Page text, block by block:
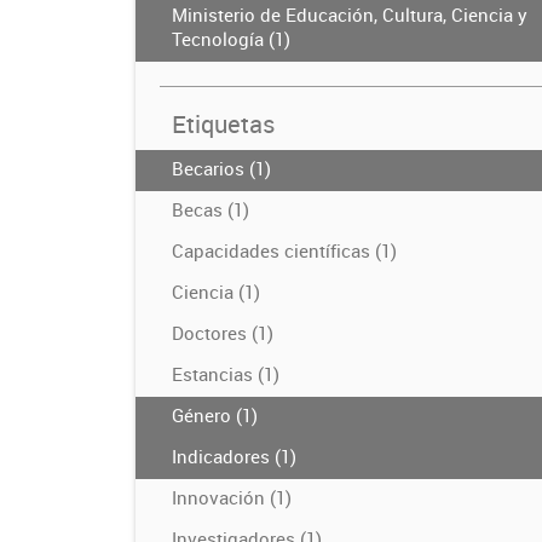
Ministerio de Educación, Cultura, Ciencia y
Tecnología (1)
Etiquetas
Becarios (1)
Becas (1)
Capacidades científicas (1)
Ciencia (1)
Doctores (1)
Estancias (1)
Género (1)
Indicadores (1)
Innovación (1)